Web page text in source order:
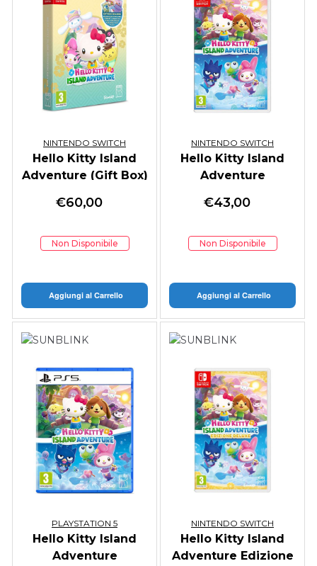
NINTENDO SWITCH
Hello Kitty Island
Adventure (Gift Box)
€60,00
Non Disponibile
Aggiungi al Carrello
NINTENDO SWITCH
Hello Kitty Island
Adventure
€43,00
Non Disponibile
Aggiungi al Carrello
PLAYSTATION 5
Hello Kitty Island
Adventure
NINTENDO SWITCH
Hello Kitty Island
Adventure Edizione